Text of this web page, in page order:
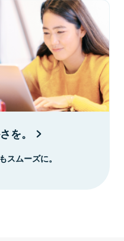
を。
スムーズに。